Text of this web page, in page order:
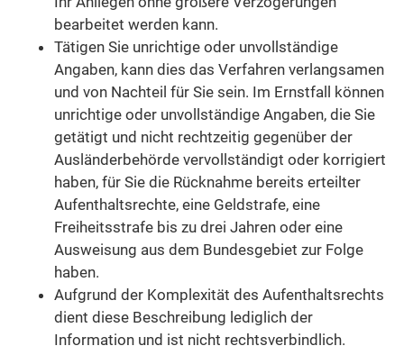
bearbeitet werden kann.
Tätigen Sie unrichtige oder unvollständige
Angaben, kann dies das Verfahren verlangsamen
und von Nachteil für Sie sein. Im Ernstfall können
unrichtige oder unvollständige Angaben, die Sie
getätigt und nicht rechtzeitig gegenüber der
Ausländerbehörde vervollständigt oder korrigiert
haben, für Sie die Rücknahme bereits erteilter
Aufenthaltsrechte, eine Geldstrafe, eine
Freiheitsstrafe bis zu drei Jahren oder eine
Ausweisung aus dem Bundesgebiet zur Folge
haben.
Aufgrund der Komplexität des Aufenthaltsrechts
dient diese Beschreibung lediglich der
Information und ist nicht rechtsverbindlich.